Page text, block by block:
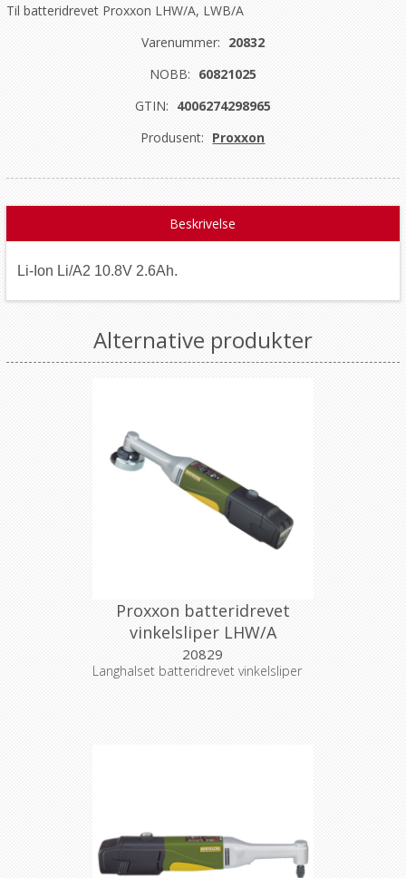
Til batteridrevet Proxxon LHW/A, LWB/A
Varenummer: 20832
NOBB: 60821025
GTIN: 4006274298965
Produsent: Proxxon
Beskrivelse
Li-Ion Li/A2 10.8V 2.6Ah.
Alternative produkter
Proxxon batteridrevet
vinkelsliper LHW/A
20829
Langhalset batteridrevet vinkelsliper